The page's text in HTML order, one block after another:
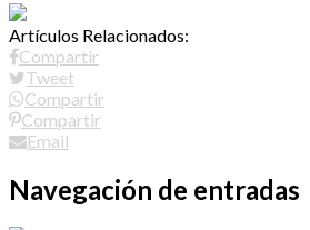
Artículos Relacionados:
Compartir
Tweet
Compartir
Compartir
Email
Navegación de entradas